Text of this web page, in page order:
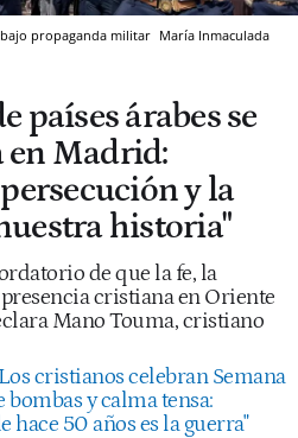
propaganda militar María Inmaculada
países árabes se
en Madrid:
y la
historia"
de que la fe, la
cristiana en Oriente
Mano Touma, cristiano
Los cristianos celebran Semana
y calma tensa:
hace 50 años es la guerra"